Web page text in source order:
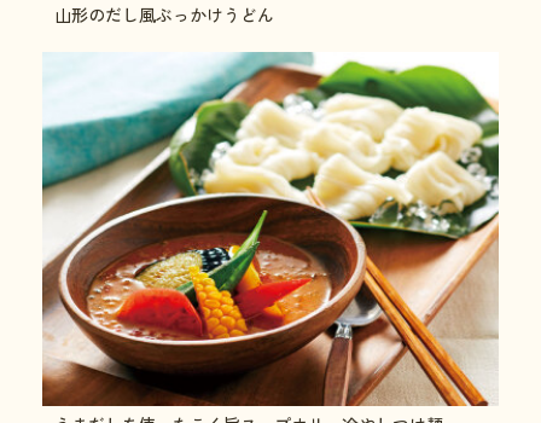
山形のだし風ぶっかけうどん